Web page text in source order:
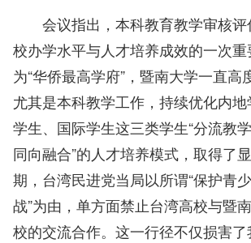
会议指出，本科教育教学审核
校办学水平与人才培养成效的一次
为“华侨最高学府”，暨南大学一直高
尤其是本科教学工作，持续优化内
学生、国际学生这三类学生“分流教学
同向融合”的人才培养模式，取得了
期，台湾民进党当局以所谓“保护青
战”为由，单方面禁止台湾高校与暨
校的交流合作。这一行径不仅损害